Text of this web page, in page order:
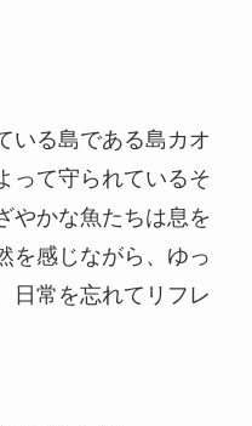
いる島である島カオ
って守られているそ
やかな魚たちは息を
を感じながら、ゆっ
日常を忘れてリフレ